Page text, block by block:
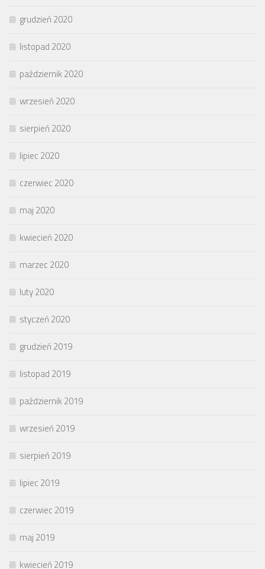
grudzień 2020
listopad 2020
październik 2020
wrzesień 2020
sierpień 2020
lipiec 2020
czerwiec 2020
maj 2020
kwiecień 2020
marzec 2020
luty 2020
styczeń 2020
grudzień 2019
listopad 2019
październik 2019
wrzesień 2019
sierpień 2019
lipiec 2019
czerwiec 2019
maj 2019
kwiecień 2019